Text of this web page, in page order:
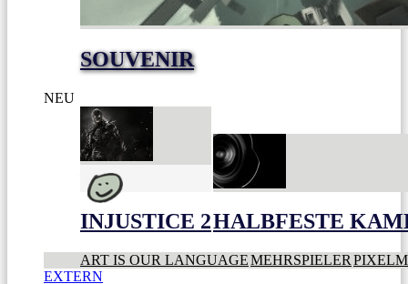
SOUVENIR
NEU
INJUSTICE 2HALBFESTE
ART IS OUR LANGUAGEMEHRSPIELER
EXTERN